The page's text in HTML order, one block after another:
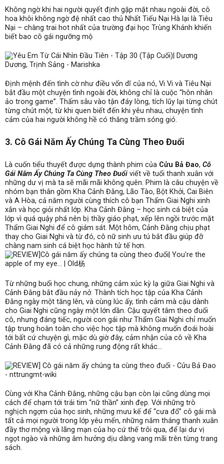
Không ngờ khi hai người quyết định gặp mặt nhau ngoài đời, cô
hoa khôi không ngờ đệ nhất cao thủ Nhất Tiếu Nại Hà lại là Tiêu
Nại – chàng trai hot nhất của trường đại học Trùng Khánh khiến
biết bao cô gái ngưỡng mộ
Định mệnh đến tình cờ như điều vốn dĩ của nó, Vi Vi và Tiêu Nại
bắt đầu một chuyện tình ngoài đời, không chỉ là cuộc “hôn nhân
ảo trong game”. Thấm sâu vào tận đáy lòng, tích lũy lại từng chút
từng chút một, từ khi quen biết đến khi yêu nhau, chuyện tình
cảm của hai người không hề có thăng trầm sóng gió.
3. Cô Gái Năm Ấy Chúng Ta Cùng Theo Đuổi
Là cuốn tiểu thuyết được dựng thành phim của Cửu Bả Đao, Cô
Gái Năm Ấy Chúng Ta Cùng Theo Đuổi viết về tuổi thanh xuân với
những dư vị mà ta sẽ mãi mãi không quên. Phim là câu chuyện về
nhóm bạn thân gồm Kha Cảnh Đằng, Lão Tào, Bột Khởi, Cai Biên
và A Hòa, cả năm người cùng thích cô bạn Thẩm Giai Nghi xinh
xắn và học giỏi nhất lớp. Kha Cảnh Đằng – học sinh cá biệt của
lớp vì quá quậy phá nên bị thầy giáo phạt, xếp lên ngồi trước mặt
Thẩm Giai Nghi để cô giám sát. Một hôm, Cảnh Đằng chịu phạt
thay cho Giai Nghi và từ đó, cô nữ sinh ưu tú bắt đầu giúp đỡ
chàng nam sinh cá biệt học hành tử tế hơn.
Từ những buổi học chung, những cảm xúc kỳ lạ giữa Giai Nghi và
Cảnh Đằng bắt đầu nảy nở. Thành tích học tập của Kha Cảnh
Đằng ngày một tăng lên, và cùng lúc ấy, tình cảm mà cậu dành
cho Giai Nghi cũng ngày một lớn dần. Cậu quyết tâm theo đuổi
cô, nhưng đáng tiếc, người con gái như Thẩm Giai Nghi chỉ muốn
tập trung hoàn toàn cho việc học tập mà không muốn đoái hoài
tới bất cứ chuyện gì, mặc dù giờ đây, cảm nhận của cô về Kha
Cảnh Đằng đã có cả những rung động rất khác…
Cùng với Kha Cảnh Đằng, những cậu bạn còn lại cũng dùng mọi
cách để chạm tới trái tim “nữ thần” xinh đẹp. Với những trò
nghịch ngợm của học sinh, những mưu kế để “cưa đổ” cô gái mà
tất cả mọi người trong lớp yêu mến, những năm tháng thanh xuân
đầy thơ mộng và lãng mạn của họ cứ thế trôi qua, để lại dư vị
ngọt ngào và những âm hưởng dịu dàng vang mãi trên từng trang
sách.